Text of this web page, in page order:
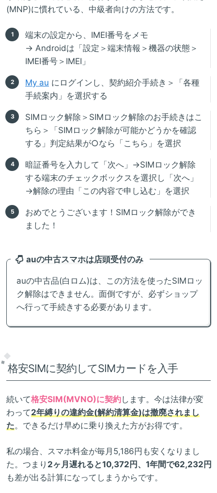
(MNP)に慣れている、中級者向けの方法です。
端末の設定から、IMEI番号をメモ
→ Androidは「設定＞端末情報＞機器の状態＞
IMEI番号＞IMEI」
My au にログインし、契約紹介手続き＞「各種
手続案内」を選択する
SIMロック解除＞SIMロック解除のお手続きはこ
ちら＞「SIMロック解除が可能かどうかを確認
する」判定結果が○なら「こちら」を選択
暗証番号を入力して「次へ」→SIMロック解除
する端末のチェックボックスを選択し「次へ」
→解除の理由「この内容で申し込む」を選択
おめでとうございます！SIMロック解除ができ
ました！
auの中古スマホは店頭受付のみ
auの中古品(白ロム)は、この方法を使ったSIMロッ
ク解除はできません。面倒ですが、必ずショップ
へ行って手続きする必要があります。
格安SIMに契約してSIMカードを入手
続いて格安SIM(MVNO)に契約します。今は法律が変
わって2年縛りの違約金(解約清算金)は撤廃されまし
た。できるだけ早めに乗り換えた方がお得です。
私の場合、スマホ料金が毎月5,186円も安くなりまし
た。つまり 2ヶ月遅れると10,372円、1年間で62,232円
も差が出る計算になってしまうからです。